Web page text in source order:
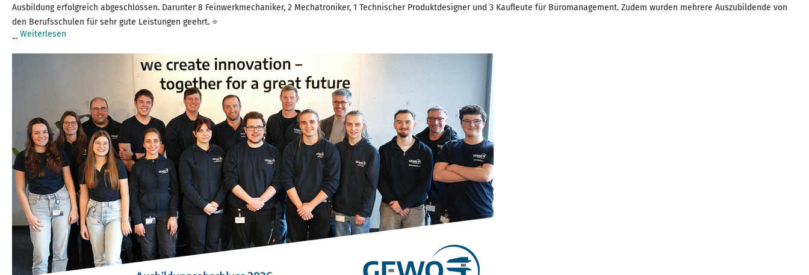
Ausbildung erfolgreich abgeschlossen. Darunter 8 Feinwerkmechaniker, 2 Mechatroniker, 1 Technischer Produktdesigner und 3 Kaufleute für Büromanagement. Zudem wurden mehrere Auszubildende von
den Berufsschulen für sehr gute Leistungen geehrt. ⭐
... Weiterlesen